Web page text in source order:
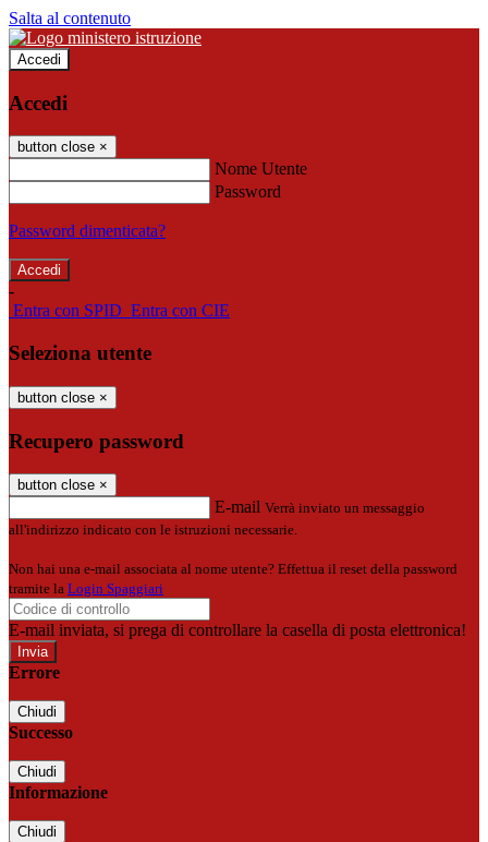
Salta al contenuto
Accedi
Accedi
button close ×
Nome Utente
Password
Password dimenticata?
-
Entra con SPID Entra con CIE
Seleziona utente
button close ×
Recupero password
button close ×
E-mail Verrà inviato un messaggio
all'indirizzo indicato con le istruzioni necessarie.
Non hai una e-mail associata al nome utente? Effettua il reset della password
tramite la Login Spaggiari
E-mail inviata, si prega di controllare la casella di posta elettronica!
Errore
Chiudi
Successo
Chiudi
Informazione
Chiudi